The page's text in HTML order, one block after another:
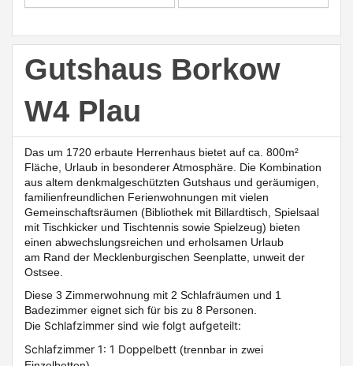
Gutshaus Borkow
W4 Plau
Das um 1720 erbaute Herrenhaus bietet auf ca. 800m²
Fläche, Urlaub in besonderer Atmosphäre. Die Kombination
aus altem denkmalgeschützten Gutshaus und geräumigen,
familienfreundlichen Ferienwohnungen mit vielen
Gemeinschaftsräumen (Bibliothek mit Billardtisch, Spielsaal
mit Tischkicker und Tischtennis sowie Spielzeug) bieten
einen abwechslungsreichen und erholsamen Urlaub
am Rand der Mecklenburgischen Seenplatte, unweit der
Ostsee.
Diese 3 Zimmerwohnung mit 2 Schlafräumen und 1
Badezimmer eignet sich für bis zu 8 Personen.
Die Schlafzimmer sind wie folgt aufgeteilt:
Schlafzimmer 1: 1 Doppelbett (trennbar in zwei